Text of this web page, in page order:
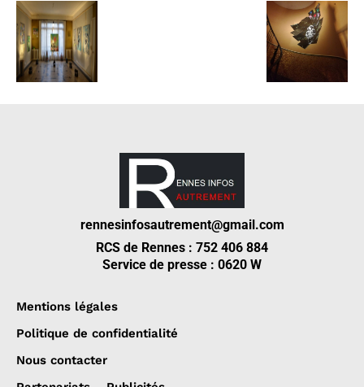
rennesinfosautrement@gmail.com
RCS de Rennes : 752 406 884
Service de presse : 0620 W
Mentions légales
Politique de confidentialité
Nous contacter